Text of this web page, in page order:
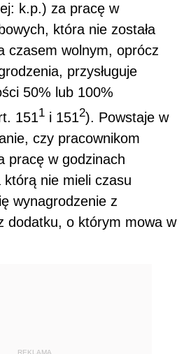
k.p.) za pracę w
która nie została
czasem wolnym, oprócz
przysługuje
50% lub 100%
1511 i 1512). Powstaje w
czy pracownikom
pracę w godzinach
nie mieli czasu
wynagrodzenie z
dodatku, o którym mowa w